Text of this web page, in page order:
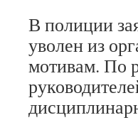
В полиции
уволен из
мотивам. По